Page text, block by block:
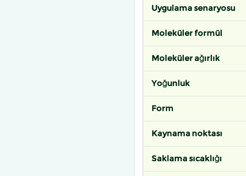
Uygulama senaryosu
Moleküler formül
Moleküler ağırlık
Yoğunluk
Form
Kaynama noktası
Saklama sıcaklığı